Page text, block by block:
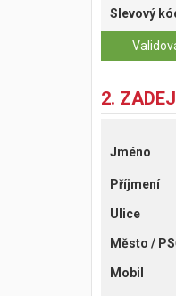
Slevový
2.
Jméno
Příjmení
Ulice
Město /
Mobil